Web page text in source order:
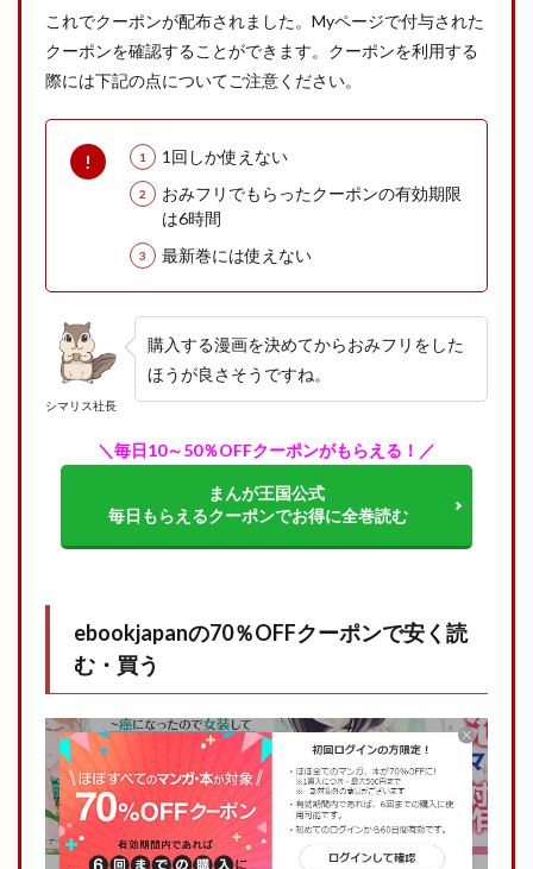
これでクーポンが配布されました。Myページで付与された
クーポンを確認することができます。クーポンを利用する
際には下記の点についてご注意ください。
1回しか使えない
おみフリでもらったクーポンの有効期限
は6時間
最新巻には使えない
シマリス社長
購入する漫画を決めてからおみフリをした
ほうが良さそうですね。
＼毎日10～50％OFFクーポンがもらえる！／
まんが王国公式
毎日もらえるクーポンでお得に全巻読む
ebookjapanの70％OFFクーポンで安く読
む・買う